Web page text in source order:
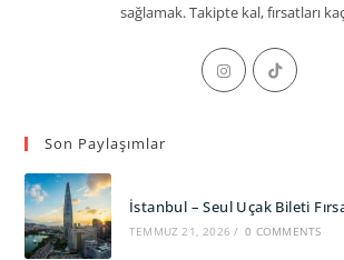
sağlamak. Takipte kal, fırsatları
Opens
in
Opens
Son Paylaşımlar
İstanbul – Seul Uçak Bileti
TEMMUZ 21, 2026 / 0 COMMENTS